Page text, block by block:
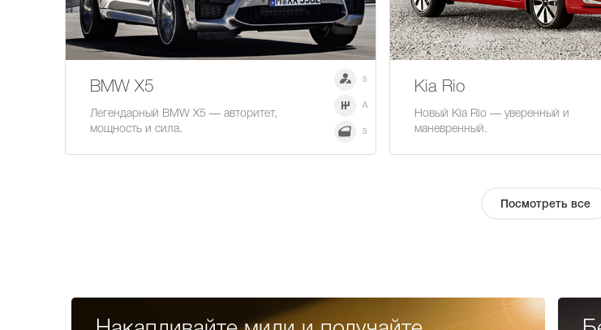
BMW Х5
Легендарный BMW X5 — авторитет,
мощность и сила.
5
A
5
Kia Rio
Новый Kia Rio — уверенный и
маневренный.
Посмотреть все